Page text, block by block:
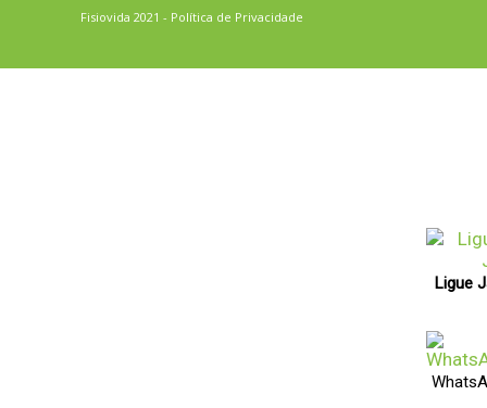
Ligue
Fisiovida 2021 - Política de Privacidade